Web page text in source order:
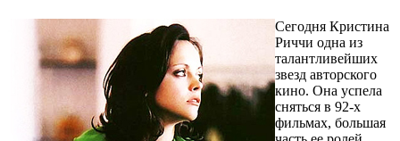
Сегодня Кристина
Риччи одна из
талантливейших
звезд авторского
кино. Она успела
сняться в 92-х
фильмах, большая